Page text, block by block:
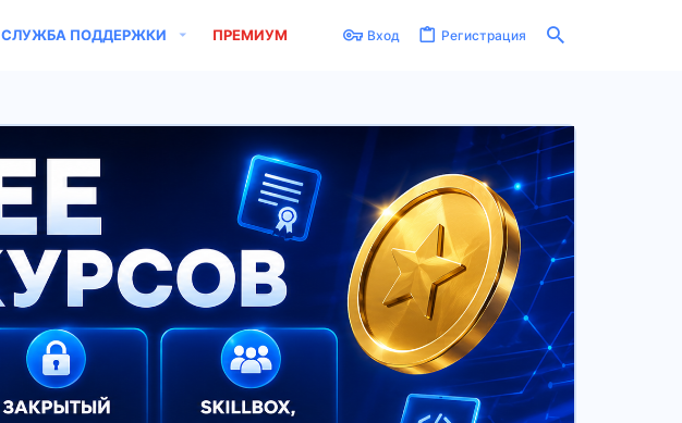
СЛУЖБА ПОДДЕРЖКИ ПРЕМИУМ Вход Регистрация